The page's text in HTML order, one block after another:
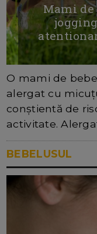
Mami de
O mami de
alergat cu
conștientă de
activitate.
BEBELUSUL